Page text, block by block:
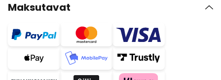
Maksutavat